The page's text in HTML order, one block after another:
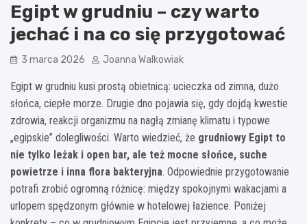
Egipt w grudniu – czy warto
jechać i na co się przygotować
3 marca 2026 Joanna Walkowiak
Egipt w grudniu kusi prostą obietnicą: ucieczka od zimna, dużo
słońca, ciepłe morze. Drugie dno pojawia się, gdy dojdą kwestie
zdrowia, reakcji organizmu na nagłą zmianę klimatu i typowe
„egipskie” dolegliwości. Warto wiedzieć, że grudniowy Egipt to
nie tylko leżak i open bar, ale też mocne słońce, suche
powietrze i inna flora bakteryjna. Odpowiednie przygotowanie
potrafi zrobić ogromną różnicę: między spokojnymi wakacjami a
urlopem spędzonym głównie w hotelowej łazience. Poniżej